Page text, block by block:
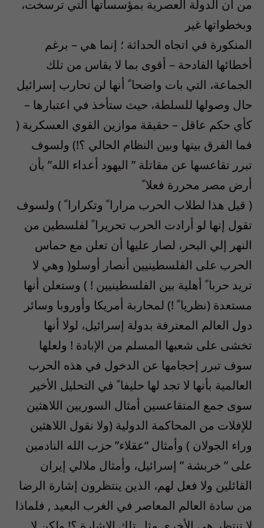
من أن الدولة العصرية بمؤسساتها التي ترسخت،
وبخطواتها غير
المنكورة في اتجاه الحداثة ؛ إنما هي – برغم
أخطائها الفادحة – أقوى بما لا يقاس من تلك
الجماعة، التي بات واضحا ً أنها لن تحارب إسرائيل
حال وصولها للسلطة، حيث ستأخذ في اعتبارها –
كأي حكم عاقل – حقيقة موازين القوي العسكرية (
فما الفرق بينها وبين النظام الحالي ؟!) ولسوف
تبرر تقاعسها عن مقاتلة ” اليهود أعداء الله” بأن
أرض مصر محررة فعلا ً
( قيل هذا لطلاب الحرب مرارا ً وتكرارا ً ) ولسوف
تقول إنها لو أرادت الحرب تحريرا ً لفلسطين من
النهر إلي البحر، لصار عليها أن تعلن مع حماس
الحرب على الفلسطينيين أنصار أوسلو( وهي لا
تريد حربا ً أهلية بين الفلسطينيين ! ) وستعلن أنها
مستعدة (نظريا ً !) لمحاربة أمريكا وأوروبا وسائر
دول العالم المعترفة بدولة إسرائيل، لولا أنها
تخشى على شعبها المسلم من الإبادة ! ولعلها
سوف تبرر إحجامها عن الدخول في هذه الحرب
العالمية بأنها لا تجد لها حليفا ً في التحليل الأخير
سوى جمع المتقاعسين أمثال السوريين اللاهثين
للإفلات من المحاكمة الدولية (ولا نقول اللاهثين
وراء الجولان ) وأمثال “عقلاء” حزب الله النادمين
على ” خربشة ” إسرائيل، وأمثال ملالي إيران
القائلين ولا فعل لهم، الذين ينتظرون إشارة الرضا
من سادة العالم المعاصر في الغرب البعيد , فلماذا